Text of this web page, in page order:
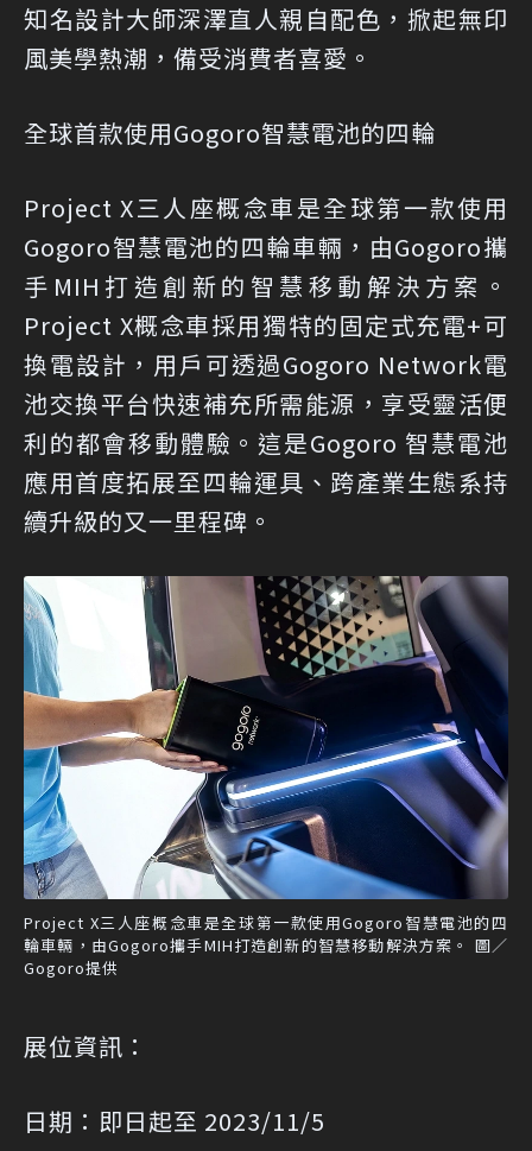
知名設計大師深澤直人親自配色，掀起無印
風美學熱潮，備受消費者喜愛。
全球首款使用Gogoro智慧電池的四輪
Project X三人座概念車是全球第一款使用
Gogoro智慧電池的四輪車輛，由Gogoro攜
手MIH打造創新的智慧移動解決方案。
Project X概念車採用獨特的固定式充電+可
換電設計，用戶可透過Gogoro Network電
池交換平台快速補充所需能源，享受靈活便
利的都會移動體驗。這是Gogoro 智慧電池
應用首度拓展至四輪運具、跨產業生態系持
續升級的又一里程碑。
Project X三人座概念車是全球第一款使用Gogoro智慧電池的四
輪車輛，由Gogoro攜手MIH打造創新的智慧移動解決方案。 圖／
Gogoro提供
展位資訊：
日期：即日起至 2023/11/5